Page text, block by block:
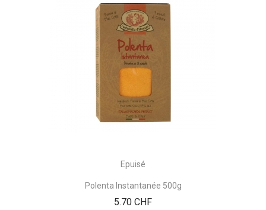
Epuisé
Polenta Instantanée 500g
5.70 CHFPrix